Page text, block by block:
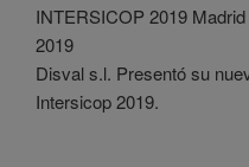
INTERSICOP 2019
2019
Disval s.l. Presentó su
Intersicop 2019.